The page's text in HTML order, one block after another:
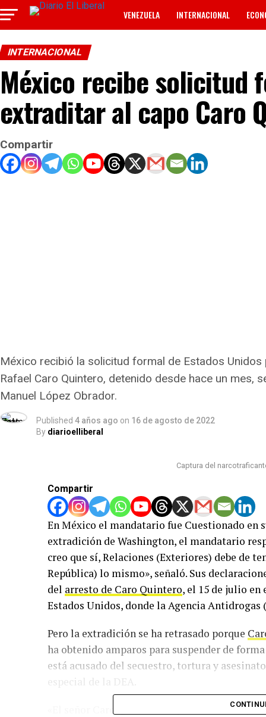
VENEZUELA INTERNACIONAL
INTERNACIONAL
México recibe solicitud
extraditar al capo Caro
Compartir
México recibió la solicitud formal de Estados
Rafael Caro Quintero, detenido desde hace un mes,
Manuel López Obrador.
Published 4 años ago on 16 de agosto de 2022
By diarioelliberal
Captura del
Compartir
En México el mandatario fue Cuestionado
extradición de Washington, el mandatario
creo que sí, Relaciones (Exteriores) debe de
República) lo mismo», señaló. Sus
del arresto de Caro Quintero, el 15 de julio en
Estados Unidos, donde la Agencia Antidrogas (
Pero la extradición se ha retrasado porque
ha obtenido amparos para suspender de
está acusado del secuestro, tortura y
especial de la DEA.
«El señor Caro Quintero ha promovido